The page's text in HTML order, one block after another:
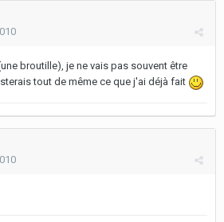
broutille), je ne vais pas souvent être
tout de même ce que j'ai déjà fait